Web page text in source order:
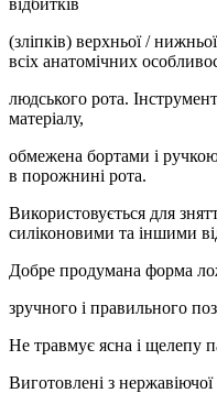
(зліпків) верхньої /
всіх анатомічних
людського рота.
матеріалу,
обмежена бортами і
в порожнині рота.
Використовується для
силіконовими та іншими
Добре продумана форма
зручного і правильного
Не травмує ясна і щелепу
Виготовлені з нержавіючої